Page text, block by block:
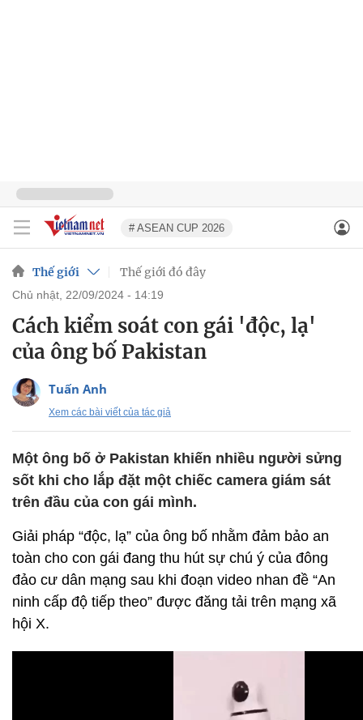
# ASEAN CUP 2026
Thế giới Thế giới đó đây
chủ nhật, 22/09/2024 - 14:19
Cách kiểm soát con gái 'độc, lạ'
của ông bố Pakistan
Tuấn Anh
Xem các bài viết của tác giả
Một ông bố ở Pakistan khiến nhiều người sửng
sốt khi cho lắp đặt một chiếc camera giám sát
trên đầu của con gái mình.
Giải pháp “độc, lạ” của ông bố nhằm đảm bảo an
toàn cho con gái đang thu hút sự chú ý của đông
đảo cư dân mạng sau khi đoạn video nhan đề “An
ninh cấp độ tiếp theo” được đăng tải trên mạng xã
hội X.